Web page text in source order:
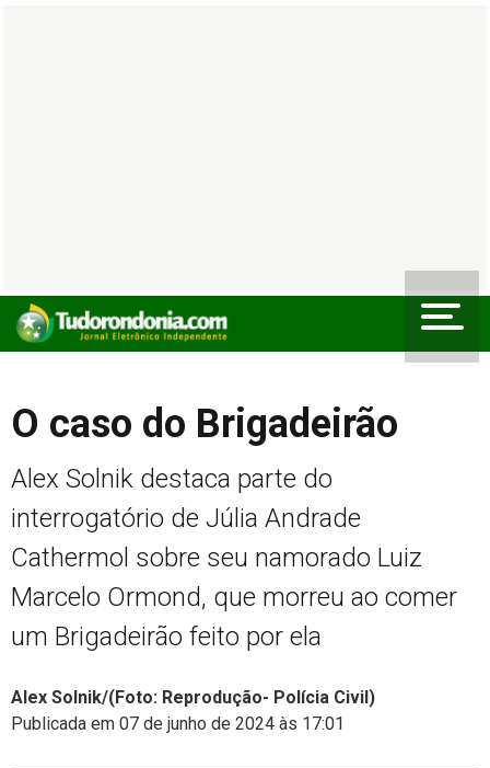
O caso do Brigadeirão
Alex Solnik destaca parte do
interrogatório de Júlia Andrade
Cathermol sobre seu namorado Luiz
Marcelo Ormond, que morreu ao comer
um Brigadeirão feito por ela
Alex Solnik/(Foto: Reprodução- Polícia Civil)
Publicada em 07 de junho de 2024 às 17:01